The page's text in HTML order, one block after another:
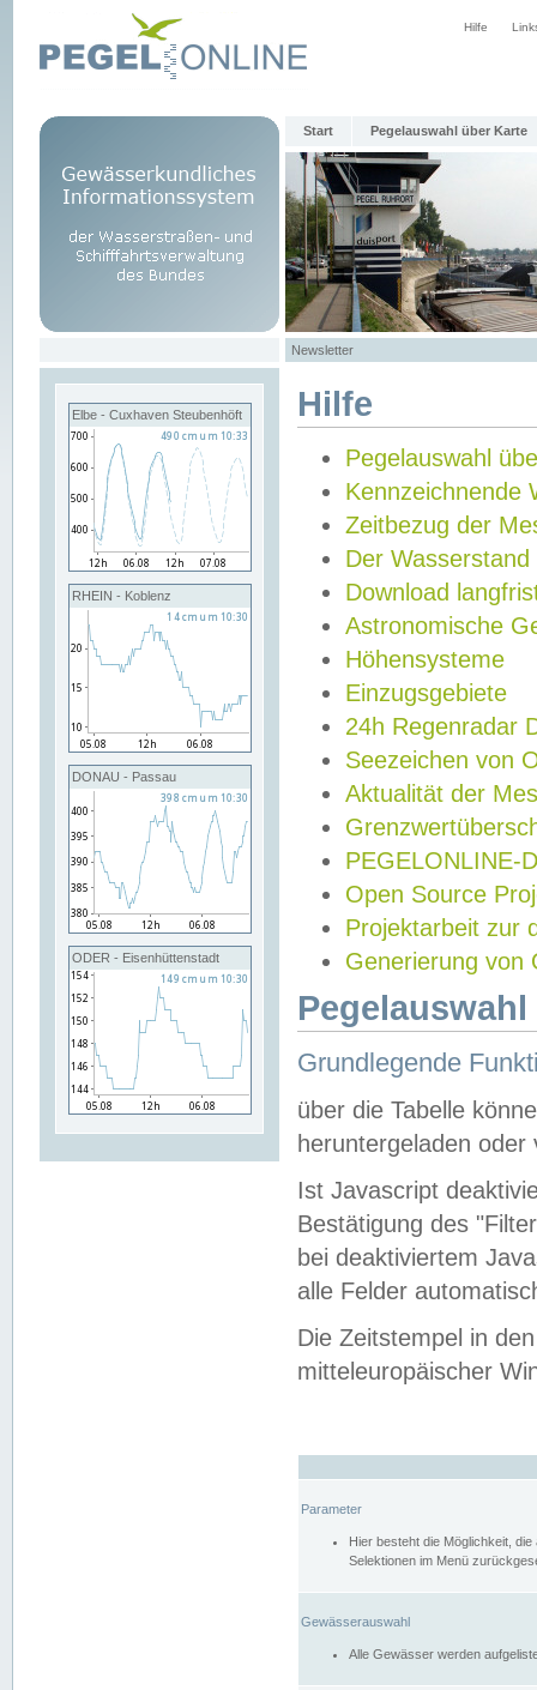
Hilfe
Start Pegelauswahl über Karte
Newsletter
Elbe - Cuxhaven Steubenhöft
RHEIN - Koblenz
DONAU - Passau
ODER - Eisenhüttenstadt
Hilfe
Pegelauswahl
Kennzeichnende
Zeitbezug der
Der Wasserstand
Download
Astronomische
Höhensysteme
Einzugsgebiete
24h Regenradar
Seezeichen von
Aktualität der
PEGELONLINE-
Open Source
Projektarbeit zur
Generierung von
Grundlegende
über die Tabelle
heruntergeladen oder
Ist Javascript
Bestätigung des
bei deaktiviertem
alle Felder
Die Zeitstempel in
mitteleuropäischer
Parameter
Hier besteht die Möglichkeit,
Selektionen im Menü
Gewässerauswahl
Alle Gewässer werden